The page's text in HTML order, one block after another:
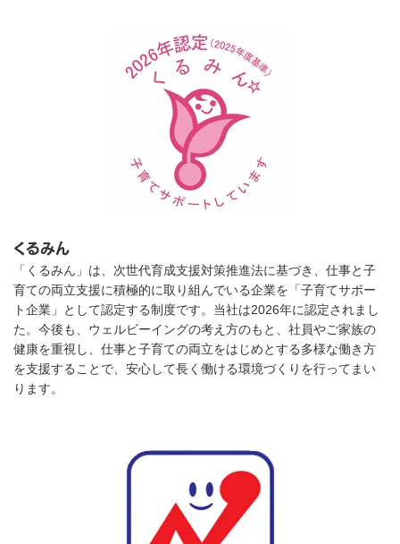
くるみん
「くるみん」は、次世代育成⽀援対策推進法に基づき、仕事と⼦
育ての両⽴⽀援に積極的に取り組んでいる企業を「⼦育てサポー
ト企業」として認定する制度です。当社は2026年に認定されまし
た。今後も、ウェルビーイングの考え方のもと、社員やご家族の
健康を重視し、仕事と子育ての両立をはじめとする多様な働き方
を支援することで、安心して長く働ける環境づくりを行ってまい
ります。